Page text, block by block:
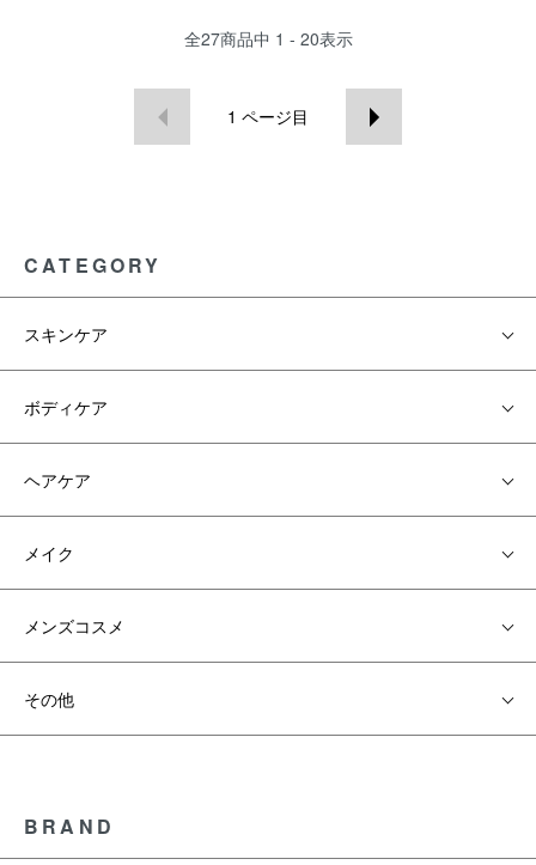
全27商品中 1 - 20表示
1 ページ目
CATEGORY
スキンケア
ボディケア
ヘアケア
メイク
メンズコスメ
その他
BRAND